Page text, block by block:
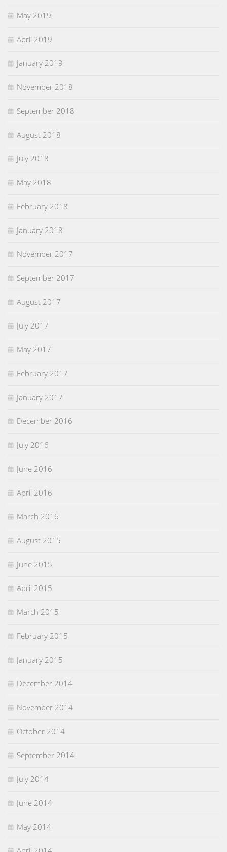
May 2019
April 2019
January 2019
November 2018
September 2018
August 2018
July 2018
May 2018
February 2018
January 2018
November 2017
September 2017
August 2017
July 2017
May 2017
February 2017
January 2017
December 2016
July 2016
June 2016
April 2016
March 2016
August 2015
June 2015
April 2015
March 2015
February 2015
January 2015
December 2014
November 2014
October 2014
September 2014
July 2014
June 2014
May 2014